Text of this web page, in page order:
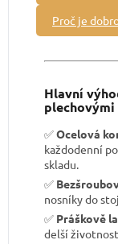
Proč je
Hlavní
✅Ocelová
každodenní
skladu.
✅
nosníky do
✅ Práškově
delší